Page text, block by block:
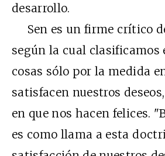
desarrollo.
Sen es un firme crítico
según la cual clasificamos
cosas sólo por la medida
satisfacen nuestros
en que nos hacen felices.
es como llama a esta